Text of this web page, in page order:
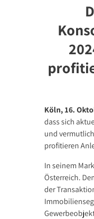
Kundenbewertungen
Stellenangebote
Köln, 16.
dass sich
und
profitieren
In seinem
Österreich.
der